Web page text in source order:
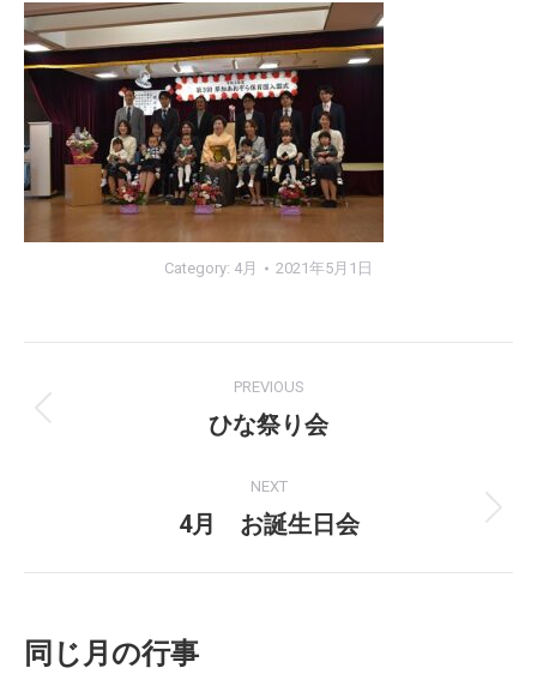
Category: 4月 2021年5月1日
navigation
PREVIOUS
Previous
ひな祭り会
NEXT
Next
4月 お誕生日会
同じ月の行事